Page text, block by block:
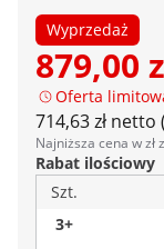
Wyprzedaż
879,00
Oferta
714,63 zł netto
Najniższa cena w zł
Rabat ilościowy
Szt.
3+